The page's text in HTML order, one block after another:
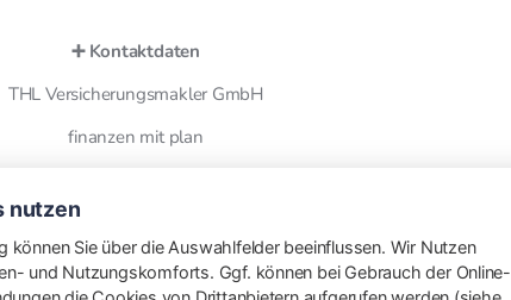
➕ Kontaktdaten
THL Versicherungsmakler GmbH
finanzen mit plan
[02131 5953606](tel:02131 5953606)
nutzen
Sie über die Auswahlfelder beeinflussen. Wir Nutzen
und Nutzungskomforts. Ggf. können bei Gebrauch der Online-